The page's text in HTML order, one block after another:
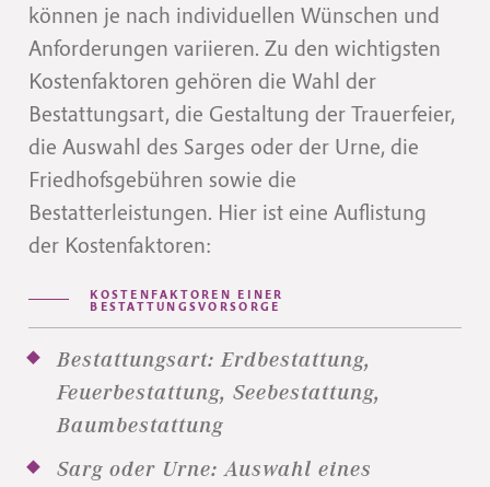
können je nach individuellen Wünschen und
Anforderungen variieren. Zu den wichtigsten
Kostenfaktoren gehören die Wahl der
Bestattungsart, die Gestaltung der Trauerfeier,
die Auswahl des Sarges oder der Urne, die
Friedhofsgebühren sowie die
Bestatterleistungen. Hier ist eine Auflistung
der Kostenfaktoren:
KOSTENFAKTOREN EINER
BESTATTUNGSVORSORGE
Bestattungsart: Erdbestattung,
Feuerbestattung, Seebestattung,
Baumbestattung
Sarg oder Urne: Auswahl eines